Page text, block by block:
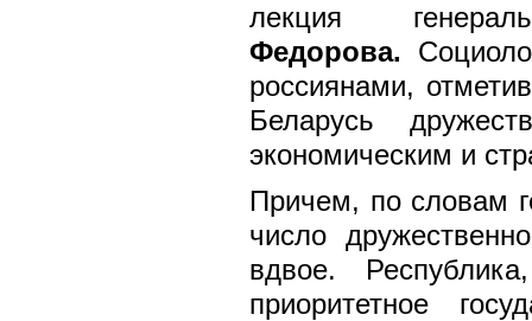
лекция
Федорова.
россиянами,
Беларусь
экономическим и
Причем, по словам
число
вдвое.
приоритетное